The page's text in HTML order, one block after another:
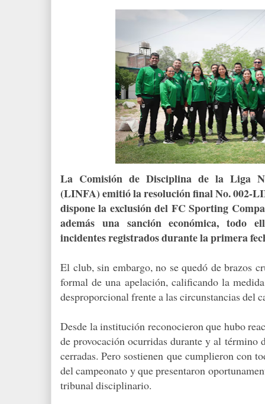
La Comisión de Disciplina de la Liga
(LINFA) emitió la resolución final No. 002-
dispone la exclusión del FC Sporting
además una sanción económica, todo
incidentes registrados durante la primera
El club, sin embargo, no se quedó de brazos
formal de una apelación, calificando la
desproporcional frente a las circunstancias del
Desde la institución reconocieron que hubo
de provocación ocurridas durante y al término
cerradas. Pero sostienen que cumplieron con
del campeonato y que presentaron
tribunal disciplinario.